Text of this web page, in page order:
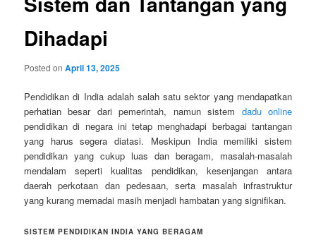
Dihadapi
Posted onApril 13, 2025
Pendidikan di India adalah salah satu sektor yang mendapatkan
perhatian besar dari pemerintah, namun sistem dadu online
pendidikan di negara ini tetap menghadapi berbagai tantangan
yang harus segera diatasi. Meskipun India memiliki sistem
pendidikan yang cukup luas dan beragam, masalah-masalah
mendalam seperti kualitas pendidikan, kesenjangan antara
daerah perkotaan dan pedesaan, serta masalah infrastruktur
yang kurang memadai masih menjadi hambatan yang signifikan.
SISTEM PENDIDIKAN INDIA YANG BERAGAM